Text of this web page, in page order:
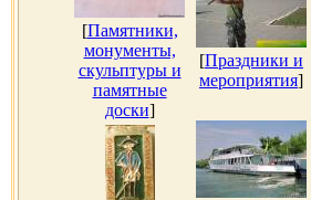
[Памятники,
монументы,
скульптуры и
памятные
доски]
[Праздники и
мероприятия]